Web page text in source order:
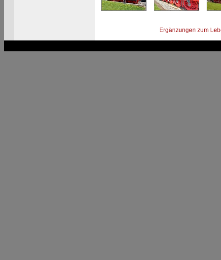
Ergänzungen zum